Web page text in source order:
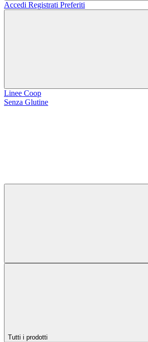
Accedi Registrati Preferiti
Linee Coop
Senza Glutine
Tutti i prodotti